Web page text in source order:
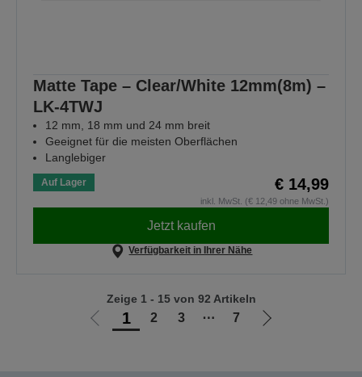
Matte Tape – Clear/White 12mm(8m) –
LK-4TWJ
12 mm, 18 mm und 24 mm breit
Geeignet für die meisten Oberflächen
Langlebiger
Auf Lager € 14,99
inkl. MwSt. (€ 12,49 ohne MwSt.)
Jetzt kaufen
Verfügbarkeit in Ihrer Nähe
Zur
1 2 3 ⋯ 7
Zur
Zeige 1 - 15 von 92 Artikeln